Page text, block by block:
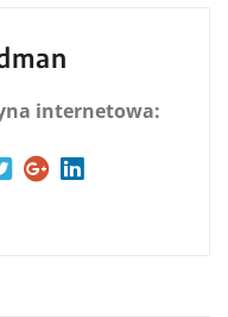
internetowa: